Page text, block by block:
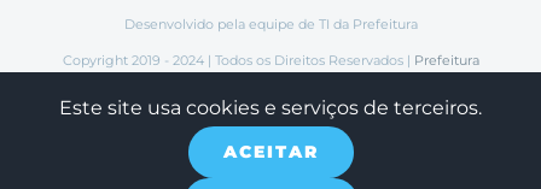
Desenvolvido pela equipe de TI da Prefeitura
Copyright 2019 - 2024 | Todos os Direitos Reservados | Prefeitura
Municipal de Barra Mansa
Facebook
Este site usa cookies e serviços de terceiros.
ACEITAR